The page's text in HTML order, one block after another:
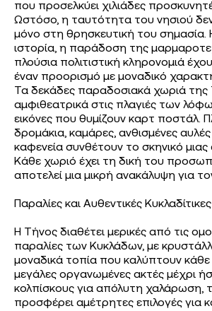
που προσελκύει χιλιάδες
Ωστόσο, η ταυτότητα του νησιού δεν
μόνο στη θρησκευτική του σημασία.
ιστορία, η παράδοση της
πλούσια πολιτιστική κληρονομιά
έναν προορισμό με μοναδικό
Τα δεκάδες παραδοσιακά χωριά της
αμφιθεατρικά στις πλαγιές των
εικόνες που θυμίζουν καρτ ποστάλ.
δρομάκια, καμάρες, ανθισμένες αυλές
καφενεία συνθέτουν το σκηνικό
Κάθε χωριό έχει τη δική του
αποτελεί μια μικρή ανακάλυψη για
Παραλίες και Αυθεντικές
Η Τήνος διαθέτει μερικές από τις
παραλίες των Κυκλάδων, με
μοναδικά τοπία που καλύπτουν
μεγάλες οργανωμένες ακτές μέχρι
κολπίσκους για απόλυτη χαλάρωση,
προσφέρει αμέτρητες επιλογές για